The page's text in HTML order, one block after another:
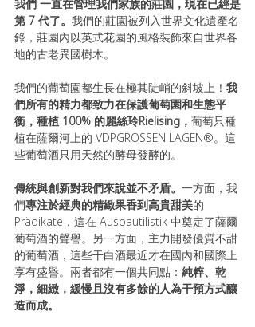
我們 一直在管理我們家族的莊園，現在已經是
第 7 代了。 我們的莊園被列入世界文化遺產名
錄，莊園內以英式花園的風格裝飾來自世界各
地的古老異國樹木。
我們的葡萄園都生長在極其陡峭的斜坡上！ 我
們所有的精力都致力在保護葡萄園和生態平
衡， 種植 100% 的麗絲玲Rielising， 葡萄只種
植在薩爾河上的 VDP.GROSSEN LAGEN®。這
些葡萄酒只用天然的酵母發酵的。
傳統與創新對我們來說並不矛盾。 一方面，我
們專注於經典的精緻果香到高貴甜美的
Prädikate，這在 Ausbautilistik 中奠定了薩爾
葡萄酒的聲譽。另一方面，主力開發優質不甜
的葡萄酒，這些干白酒最近才在國內和國際上
享有盛譽。兩者都有一個共同點： 純粹、乾
淨，細緻，緩慢且沒有多餘的人為干預方式釀
造而成。